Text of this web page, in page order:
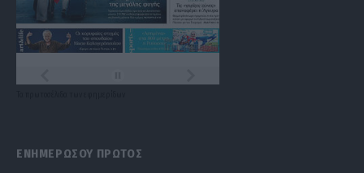
ΕΝΗΜΕΡΩΣΟΥ ΠΡΩΤΟΣ